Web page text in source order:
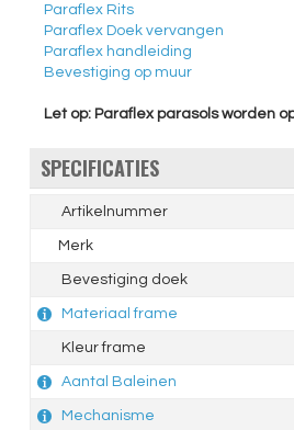
Paraflex Rits
Paraflex Doek vervangen
Paraflex handleiding
Bevestiging op muur
Let op: Paraflex parasols worden
SPECIFICATIES
Artikelnummer
Merk
Bevestiging doek
Materiaal frame
Kleur frame
Aantal Baleinen
Mechanisme